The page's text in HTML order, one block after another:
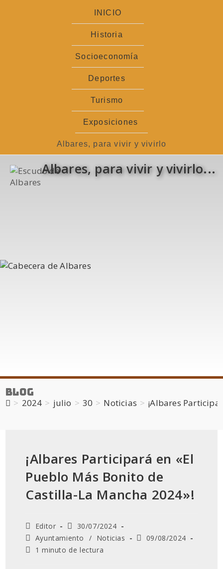
INICIO
Historia
Socioeconomía
Deportes
Turismo
Exposiciones
Albares, para vivir y vivirlo
Albares, para vivir y vivirlo...
Blog
> 2024 > julio > 30 > Noticias > ¡Albares
¡Albares Participará en «El
Pueblo Más Bonito de
Castilla-La Mancha 2024»!
Autor
de
la
entrada:
Editor
Publicación
de
entrada:
30/07/2024
Categoría
de
Ayuntamiento / Noticias
Última
09/08/2024
Tiempo
1 minuto de lectura